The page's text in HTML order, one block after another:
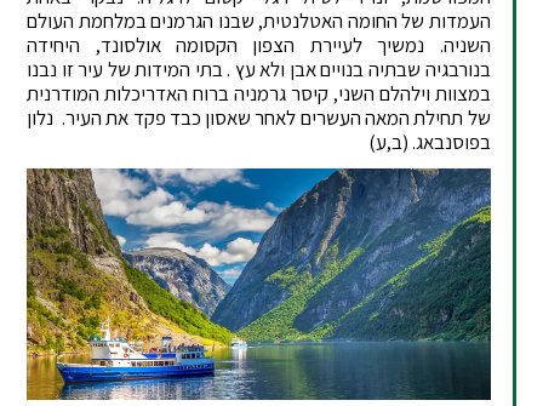
העמדות של החומה האטלנטית, שבנו הגרמנים במלחמת העולם
השניה. נמשיך לעיירת הצפון הקסומה אולסונד, היחידה
בנורבגיה שבתיה בנויים אבן ולא עץ . בתי המידות של עיר זו נבנו
במצוות וילהלם השני, קיסר גרמניה ברוח האדריכלות המודרנית
של תחילת המאה העשרים לאחר שאסון כבד פקד את העיר. נלון
בפוסנבאג. (ב,ע)